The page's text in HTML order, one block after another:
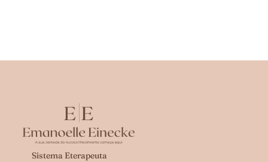
Sistema Eterapeuta